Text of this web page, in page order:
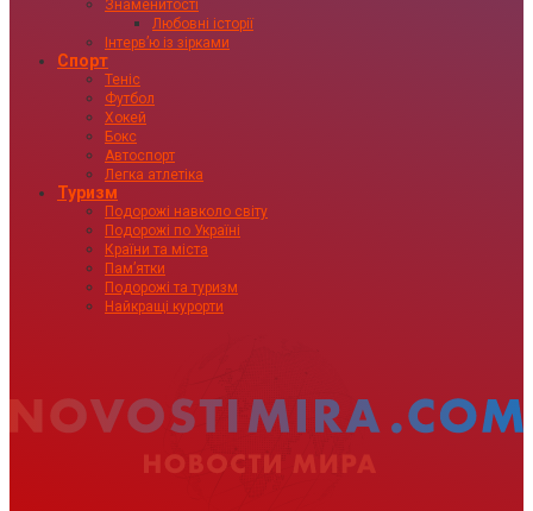
Знаменитості
Любовні історії
Інтервʼю із зірками
Спорт
Теніс
Футбол
Хокей
Бокс
Автоспорт
Легка атлетіка
Туризм
Подорожі навколо світу
Подорожі по Україні
Країни та міста
Пам’ятки
Подорожі та туризм
Найкращі курорти